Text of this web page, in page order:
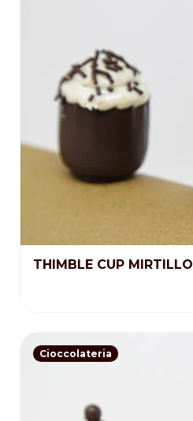
THIMBLE CUP MIRTILLO
Cioccolateria